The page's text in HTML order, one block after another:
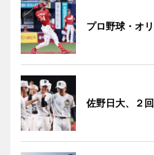
プロ野球・オ
佐野日大、２